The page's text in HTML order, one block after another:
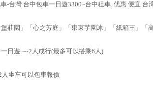
-台灣 台中包車一日遊3300~台中租車..优惠 便宜 台
莊園」「心之芳庭」「東東芋園冰」「紙箱王」「
日遊 ~~2人成行(最多可以搭乘6人)
人坐车可以包車報價